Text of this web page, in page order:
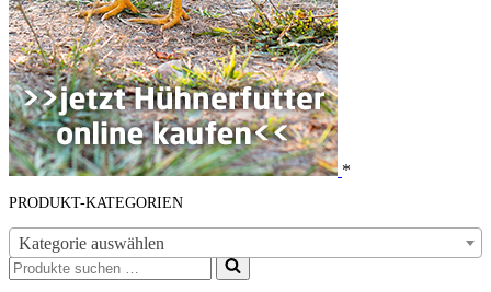
*
PRODUKT-KATEGORIEN
Kategorie auswählen
Suchen
nach …